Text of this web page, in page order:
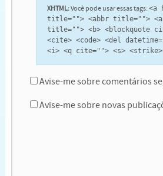
XHTML:Você pode usar essas tags: <a
title=""> <abbr title="">
title=""> <b> <blockquote
<cite> <code> <del
<i> <q cite=""> <s> <strike>
Avise-me sobre comentários
Avise-me sobre novas